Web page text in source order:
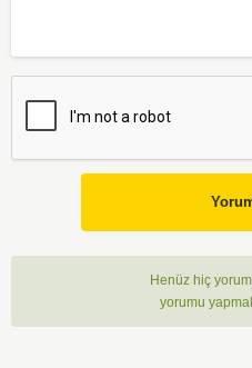
Henüz hiç
yorumu